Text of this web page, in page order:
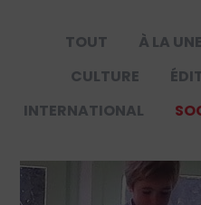
TOUT À LA UNE
CULTURE
INTERNATIONAL